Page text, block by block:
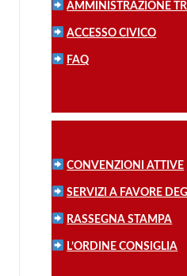
AMMINISTRAZIONE
ACCESSO CIVICO
FAQ
CONVENZIONI ATTIVE
SERVIZI A FAVORE
RASSEGNA STAMPA
L’ORDINE CONSIGLIA